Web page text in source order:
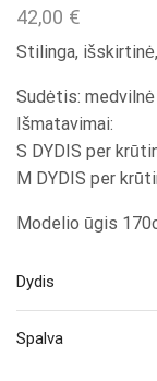
42,00 €
Stilinga,
Sudėtis: medvilnė
Išmatavimai:
S DYDIS per
M DYDIS per
Modelio ūgis
Dydis
Spalva